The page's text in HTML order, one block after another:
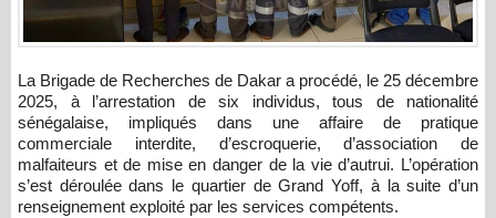
La Brigade de Recherches de Dakar a procédé, le 25 décembre
2025, à l’arrestation de six individus, tous de nationalité
sénégalaise, impliqués dans une affaire de pratique
commerciale interdite, d’escroquerie, d’association de
malfaiteurs et de mise en danger de la vie d’autrui. L’opération
s’est déroulée dans le quartier de Grand Yoff, à la suite d’un
renseignement exploité par les services compétents.